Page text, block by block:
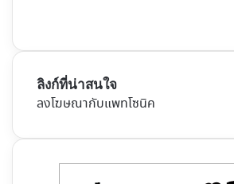
ลิงก์ที่น่าสนใจ
ลงโฆษณากับแพทโซนิค